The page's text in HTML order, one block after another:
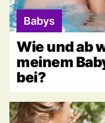
Babys
Wie und ab
meinem
bei?